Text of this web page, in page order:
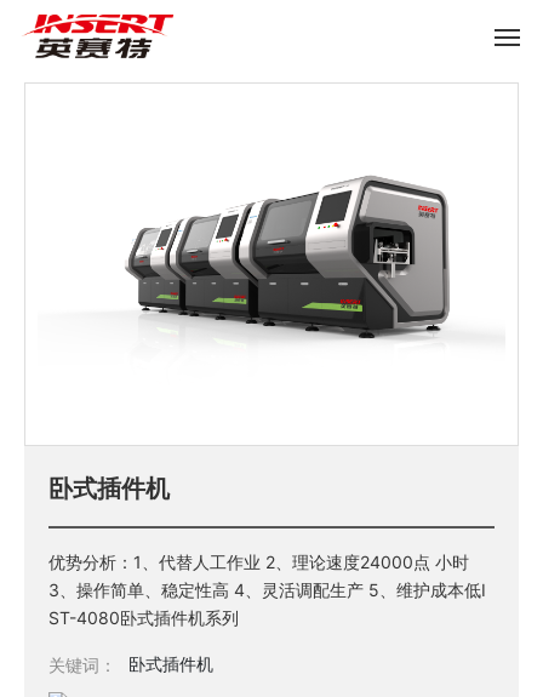
首页 产品中心
卧式插件机
优势分析：1、代替人工作业 2、理论速度24000点 小时
3、操作简单、稳定性高 4、灵活调配生产 5、维护成本低I
ST-4080卧式插件机系列
关键词： 卧式插件机